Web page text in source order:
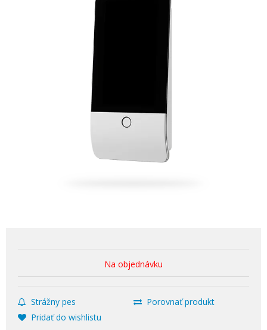
Na objednávku
Strážny pes
Porovnať produkt
Pridať do wishlistu